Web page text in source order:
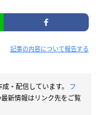
記事の内容について報告する
・配信しています。 フ
最新情報はリンク先をご覧